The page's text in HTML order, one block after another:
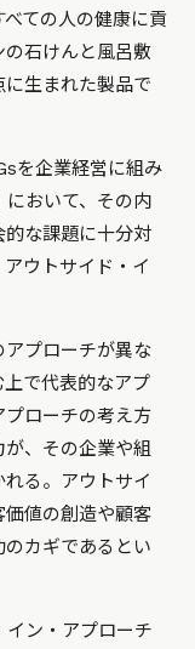
ての人の健康に貢
石けんと風呂敷
生まれた製品で
を企業経営に組み
において、その内
な課題に十分対
ウトサイド・イ
アプローチが異な
で代表的なアプ
プローチの考え方
、その企業や組
る。アウトサイ
価値の創造や顧客
カギであるとい
イン・アプローチ